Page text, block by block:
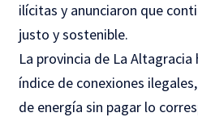
ilícitas y anunciaron que
justo y sostenible.
La provincia de La
índice de conexiones
de energía sin pagar lo